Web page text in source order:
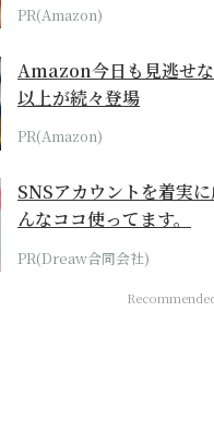
PR(Amazon)
Amazon今日も見逃せ
以上が続々登場
PR(Amazon)
SNSアカウントを着実
んなココ使ってます。
PR(Dreaw合同会社)